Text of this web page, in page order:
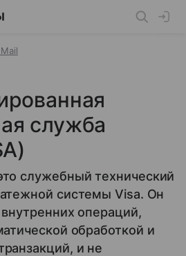
служба
служебный технический
системы Visa. Он
операций,
обработкой и
и не